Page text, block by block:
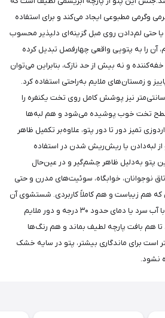
وگرمی مطبوعی ایجاد می‌کند و برای استفاده
یا حتی لم‌دادن روی مبل گزینه‌ای دلپذیر محسوب
حدود ۱.۵ کیلوگرم، آن را به پتویی واقعی چهارفصل تبدیل کرده
و نه بیش از حد نازک، بنابراین می‌توان
پاییز و زمستان‌های ملایم به‌راحتی استفاده کرد.
ابعاد استاندارد حدود ۱۷۰×۲۱۰ سانتی‌متر نیز پوشش کامل روی تخت یکنفره را
تخت خوب پوشیده می‌شود و هم لبه‌ها
تمیز دور تا دور پتو، علاوه‌بر تکمیل ظاهر
از لبه‌دادن یا ریش‌ریش شدن در استفاده
پتو به‌دلیل ظاهر چشم‌گیر و در عین‌حال
نوجوانان، خوابگاه، سوئیت‌های مدرن و حتی
هم زیباست و هم کاملاً کاربردی. شستشوی آن
نیز ساده است؛ تنها کافی است با آب سرد یا دمای حدود ۳۰ درجه و دور ملایم
هم بافت پارچه لطیف بماند و هم رنگ‌ها
برای ماندگاری بیشتر، پتو در سایه خشک
نشود.